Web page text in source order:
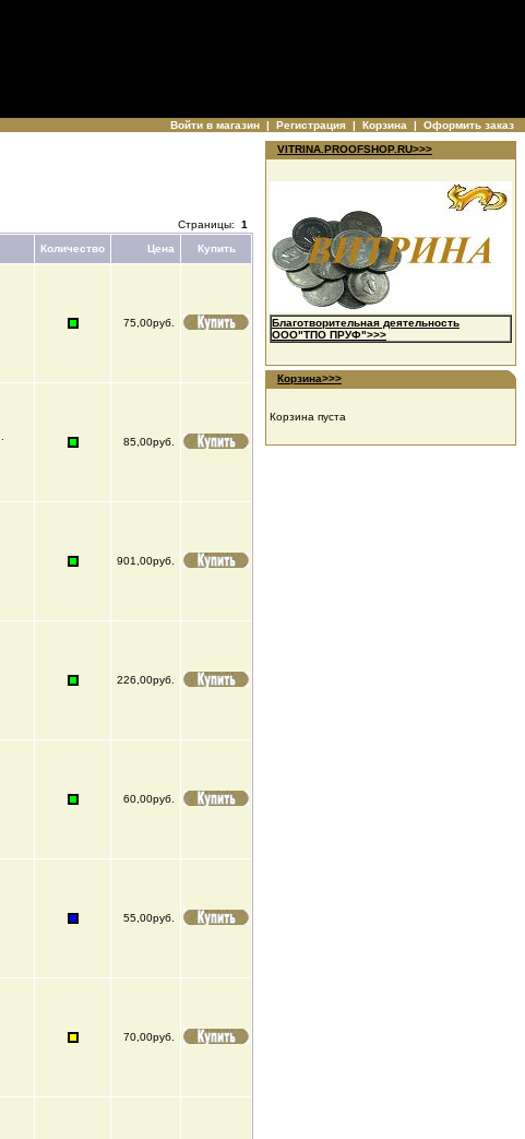
Войти в магазин | Регистрация | Корзина | Оформить заказ
Страницы: 1
Количество Цена Купить
75,00руб.
85,00руб.
901,00руб.
226,00руб.
60,00руб.
55,00руб.
70,00руб.
VITRINA.PROOFSHOP.RU>>>
Благотворительная деятельность
ООО"ТПО ПРУФ">>>
Корзина>>>
Корзина пуста